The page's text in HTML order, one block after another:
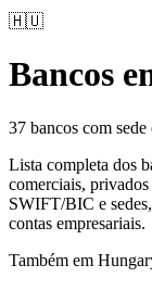
🇭🇺
Bancos
37 bancos com
Lista completa dos
comerciais,
SWIFT/BIC e
contas empresariais.
Também em